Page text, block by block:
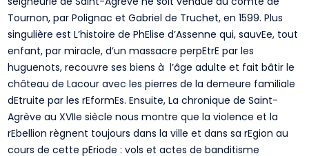
Tournon, par Polignac et Gabriel de Truchet, en 1599. Plus
singulière est L’histoire de PhElise d’Assenne qui, sauvEe, tout
enfant, par miracle, d’un massacre perpEtrE par les
huguenots, recouvre ses biens à l’âge adulte et fait bâtir le
château de Lacour avec les pierres de la demeure familiale
dEtruite par les rEformEs. Ensuite, La chronique de Saint-
Agrève au XVIIe siècle nous montre que la violence et la
rEbellion règnent toujours dans la ville et dans sa rEgion au
cours de cette pEriode : vols et actes de banditisme